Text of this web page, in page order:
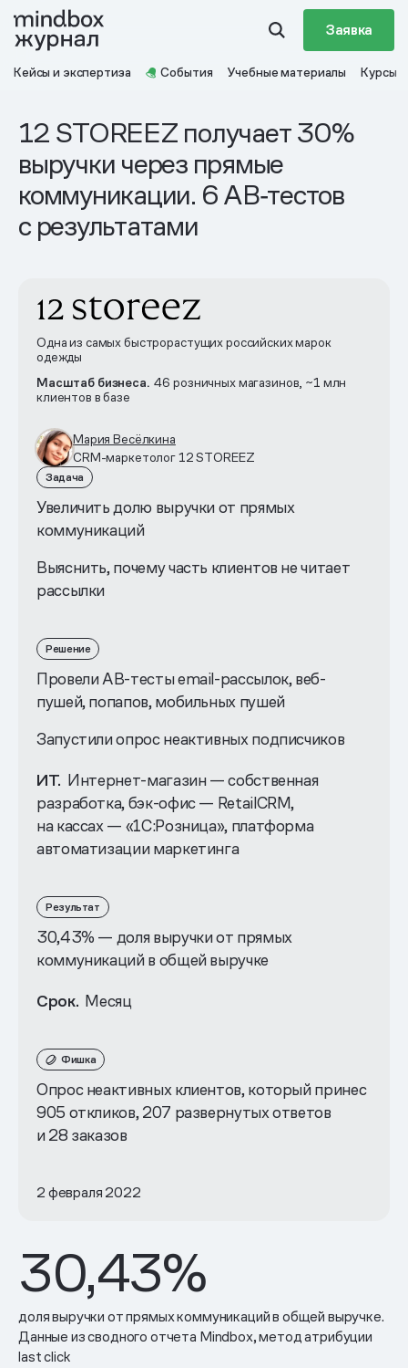
Заявка
Кейсы и экспертиза События Учебные материалы Курсы
12 STOREEZ получает 30%
выручки через прямые
коммуникации. 6 AB‑тестов
с результатами
Одна из самых быстрорастущих российских марок
одежды
Масштаб бизнеса.46 розничных магазинов, ~1 млн
клиентов в базе
Мария Весёлкина
CRM-маркетолог 12 STOREEZ
Задача
Увеличить долю выручки от прямых
коммуникаций
Выяснить, почему часть клиентов не читает
рассылки
Решение
Провели AB-тесты email-рассылок, веб-
пушей, попапов, мобильных пушей
Запустили опрос неактивных подписчиков
ИТ. Интернет-магазин — собственная
разработка, бэк-офис — RetailCRM,
на кассах — «1C:Розница», платформа
автоматизации маркетинга
Результат
30,43% — доля выручки от прямых
коммуникаций в общей выручке
Срок. Месяц
Фишка
Опрос неактивных клиентов, который принес
905 откликов, 207 развернутых ответов
и 28 заказов
2 февраля 2022
30,43%
доля выручки от прямых коммуникаций в общей выручке.
Данные из сводного отчета Mindbox, метод атрибуции
last click